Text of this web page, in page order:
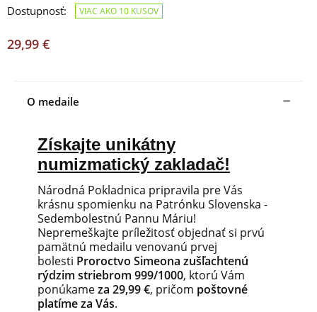
Dostupnosť:
VIAC AKO 10 KUSOV
29,99 €
O medaile
Získajte unikátny
numizmatický zakladač!
Národná Pokladnica pripravila pre Vás
krásnu spomienku na Patrónku Slovenska -
Sedembolestnú Pannu Máriu!
Nepremeškajte príležitosť objednať si prvú
pamätnú medailu venovanú prvej
bolesti Proroctvo Simeona zušľachtenú
rýdzim striebrom 999/1000, ktorú Vám
ponúkameza 29,99 €, pričom poštovné
platíme za Vás.